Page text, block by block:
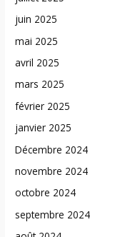
juin 2025
mai 2025
avril 2025
mars 2025
février 2025
janvier 2025
Décembre 2024
novembre 2024
octobre 2024
septembre 2024